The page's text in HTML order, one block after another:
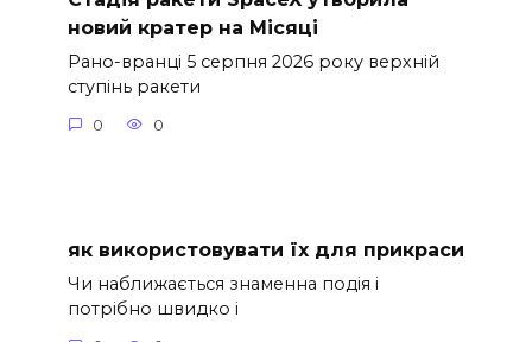
новий кратер на Місяці
Рано-вранці 5 серпня 2026 року верхній
ступінь ракети
0 0
як використовувати їх для прикраси
Чи наближається знаменна подія і
потрібно швидко і